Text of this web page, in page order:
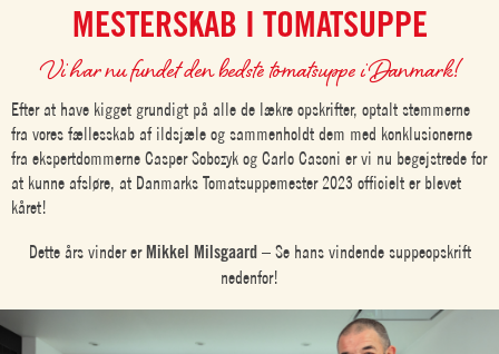
MESTERSKAB I TOMATSUPPE
Vi har nu fundet den bedste tomatsuppe i Danmark!
Efter at have kigget grundigt på alle de lækre opskrifter, optalt stemmerne
fra vores fællesskab af ildsjæle og sammenholdt dem med konklusionerne
fra ekspertdommerne Casper Sobczyk og Carlo Casoni er vi nu begejstrede for
at kunne afsløre, at Danmarks Tomatsuppemester 2023 officielt er blevet
kåret!
Dette års vinder erMikkel Milsgaard – Se hans vindende suppeopskrift
nedenfor!